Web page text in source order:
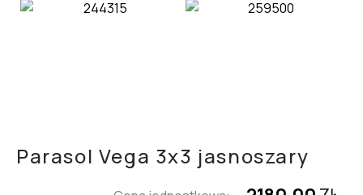
Parasol Vega 3x3 jasnoszary